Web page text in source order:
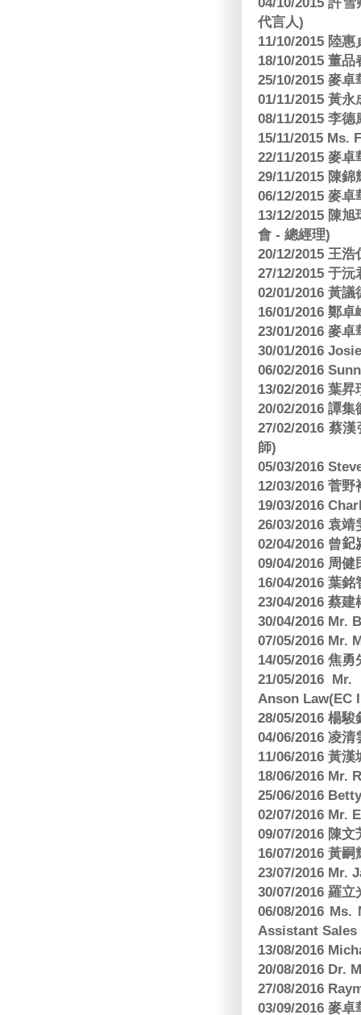
代言人)
11/10/2015 陸
18/10/2015 董
25/10/2015 麥
01/11/2015 黃
08/11/2015 李
15/11/2015 Ms.
22/11/2015 麥
29/11/2015 陳
06/12/2015 麥
13/12/2015 陳
會 - 總經理)
20/12/2015 王
27/12/2015 于
02/01/2016 黃
16/01/2016 鄭
23/01/2016 麥
30/01/2016
06/02/2016
13/02/2016 葉
20/02/2016 譚
27/02/2016 蔡
師)
05/03/2016
12/03/2016 菅
19/03/2016
26/03/2016 袁
02/04/2016 曾
09/04/2016 周
16/04/2016 葉
23/04/2016 蔡
30/04/2016 Mr.
07/05/2016 Mr.
14/05/2016 焦
21/05/2016
Anson Law(EC
28/05/2016 楊
04/06/2016 凌
11/06/2016 黃
18/06/2016 Mr.
25/06/2016
02/07/2016 Mr.
09/07/2016 陳
16/07/2016 黃
23/07/2016 Mr.
30/07/2016 羅
06/08/2016
Assistant Sales
13/08/2016
20/08/2016 Dr.
27/08/2016
03/09/2016 麥